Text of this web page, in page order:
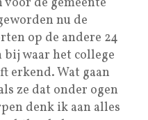
nu de
op de andere 24
waar het college
erkend. Wat gaan
ze dat onder ogen
denk ik aan alles